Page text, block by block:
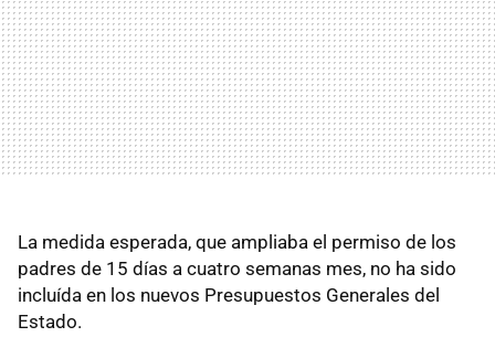
La medida esperada, que ampliaba el permiso de los
padres de 15 días a cuatro semanas mes, no ha sido
incluída en los nuevos Presupuestos Generales del
Estado.